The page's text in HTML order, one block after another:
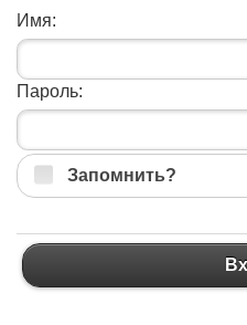
Имя:
Пароль:
Запомнить?